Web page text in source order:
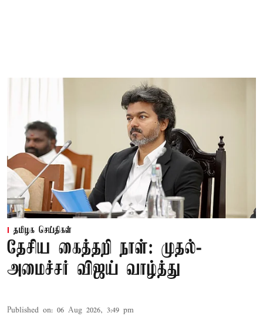
தமிழக செய்திகள்
தேசிய கைத்தறி நாள்: முதல்-
அமைச்சர் விஜய் வாழ்த்து
Published on: 06 Aug 2026, 3:49 pm